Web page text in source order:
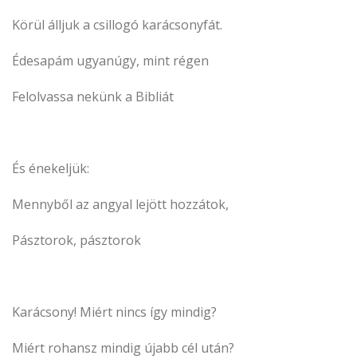
Körül álljuk a csillogó karácsonyfát.
Édesapám ugyanúgy, mint régen
Felolvassa nekünk a Bibliát
És énekeljük:
Mennyből az angyal lejött hozzátok,
Pásztorok, pásztorok
Karácsony! Miért nincs így mindig?
Miért rohansz mindig újabb cél után?